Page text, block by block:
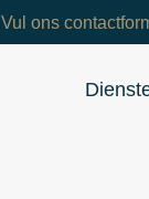
Vul ons